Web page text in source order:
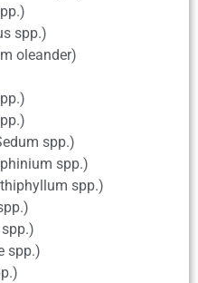
spp.)
oleander)
spp.)
spp.)
spp.)
spp.)